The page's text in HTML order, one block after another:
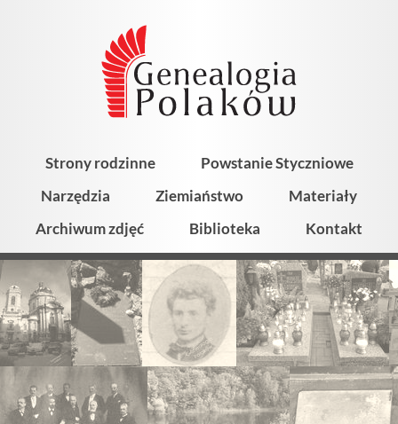
Strony rodzinne
Powstanie Styczniowe
Narzędzia
Ziemiaństwo
Materiały
Archiwum zdjęć
Biblioteka Kontakt